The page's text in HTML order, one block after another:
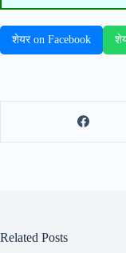
शेयर on Facebook
Related Posts